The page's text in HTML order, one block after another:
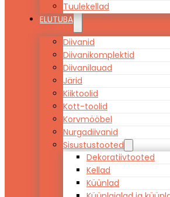
Tuulekellad
ELUTUBA
Diivanid
Diivanikomplektid
Diivanilauad
Järid
Kiiktoolid
Kott-toolid
Korvmööbel
Nurgadiivanid
Sisustustooted
Dekoratiivtooted
Kellad
Küünlad